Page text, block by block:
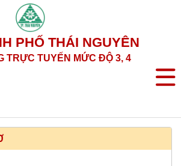
PHỐ THÁI NGUYÊN
TRỰC TUYẾN MỨC ĐỘ 3, 4